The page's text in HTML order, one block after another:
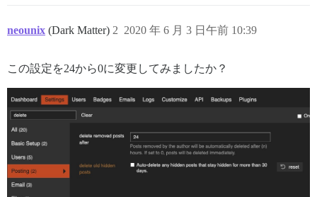
neounix (Dark Matter) 2020 年 6 月 3 日午前 10:39
2
この設定を24から0に変更してみましたか？